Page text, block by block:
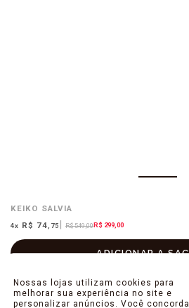
KEIKO SALVIA
R$ 549,00R$ 299,00
4x R$ 74 ,75
Nossas lojas utilizam cookies para
melhorar sua experiência no site e
personalizar anúncios. Você concorda